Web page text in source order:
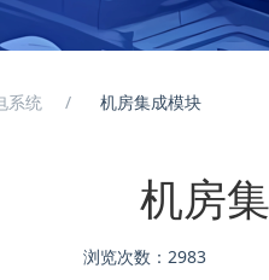
系统 机房集成模块
机房
浏览次数：2983